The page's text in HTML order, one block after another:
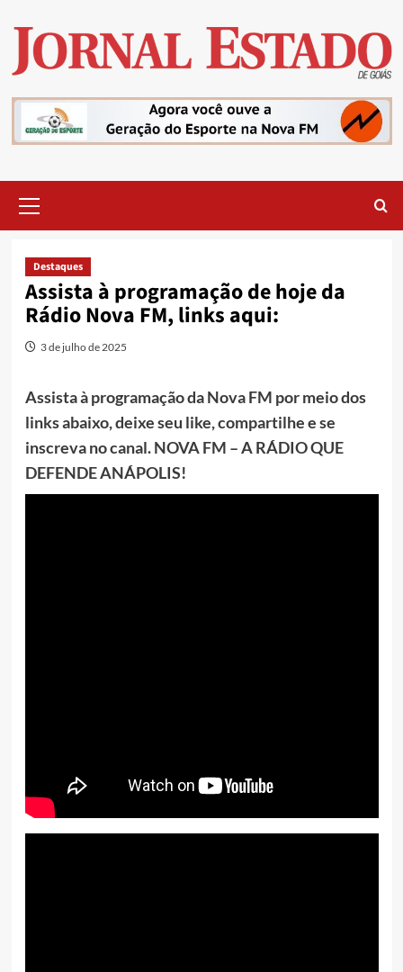
content
Menu
Destaques
Assista à programação de hoje da
Rádio Nova FM, links aqui:
3 de julho de 2025
Assista à programação da Nova FM por meio dos
links abaixo, deixe seu like, compartilhe e se
inscreva no canal. NOVA FM – A RÁDIO QUE
DEFENDE ANÁPOLIS!